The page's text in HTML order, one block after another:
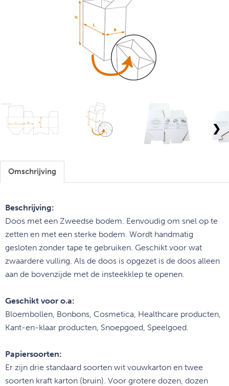
❯
Omschrijving
Beschrijving:
Doos met een Zweedse bodem. Eenvoudig om snel op te
zetten en met een sterke bodem. Wordt handmatig
gesloten zonder tape te gebruiken. Geschikt voor wat
zwaardere vulling. Als de doos is opgezet is de doos alleen
aan de bovenzijde met de insteekklep te openen.
Geschikt voor o.a:
Bloembollen, Bonbons, Cosmetica, Healthcare producten,
Kant-en-klaar producten, Snoepgoed, Speelgoed.
Papiersoorten:
Er zijn drie standaard soorten wit vouwkarton en twee
soorten kraft karton (bruin). Voor grotere dozen, dozen